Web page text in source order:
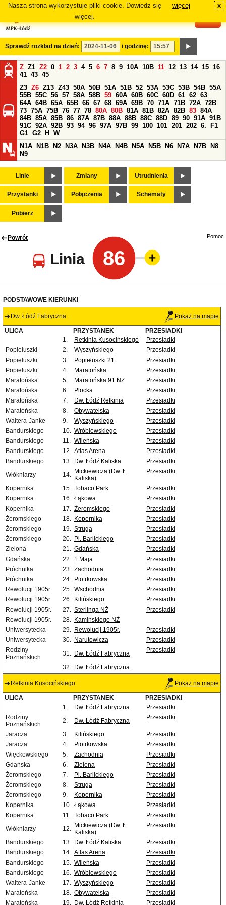
Nasza strona wykorzystuje pliki cookie. Dowiedz się
więcej.
więcej x
Sprawdź rozkład na dzień: i godzinę:
Z Z1 Z2 0 1 2 3 4 5 6 7 8 9 10A 10B 11 12 13 14 15 16
41 43 45
Z3 Z6 Z13 Z43 50A 50B 51A 51B 52 53A 53C 53B 54B 55A
55B 55C 56 57 58A 58B 59 60A 60B 60C 60D 61 62 63
64A 64B 65A 65B 66 67 68 69A 69B 70 71A 71B 72A 72B
73 75A 75B 76 77 78 80A 80B 81A 81B 82A 82B 83 84A
84B 85A 85B 86 87A 87B 88A 88B 88C 88D 89 90 91A 91B
91C 92A 92B 93 94 96 97A 97B 99 100 101 201 202 6.
F1
G1 G2 H
W
N1A
N1B N2 N3A N3B N4A N4B N5A N5B N6 N7A N7B
N8
N9
Linie Zmiany Utrudnienia
Przystanki Połączenia Schematy
Pobierz
Powrót
Linia 86
Pomoc
PODSTAWOWE KIERUNKI
Dw. Łódź Fabryczna Pokaż na mapie
ULICA PRZYSTANEK
PRZESIADKI
1.
Retkinia Kusocińskiego
Przesiadki
Popiełuszki
2. Wyszyńskiego
Przesiadki
Popiełuszki
3. Popiełuszki 21
Przesiadki
Popiełuszki
4. Maratońska
Przesiadki
Maratońska
5. Maratońska 91 NŻ
Przesiadki
Maratońska
6. Plocka
Przesiadki
Maratońska
7. Dw. Łódź Retkinia
Przesiadki
Maratońska
8. Obywatelska
Przesiadki
Waltera-Janke
9. Wyszyńskiego
Przesiadki
Bandurskiego
10. Wróblewskiego
Przesiadki
Bandurskiego
11. Wileńska
Przesiadki
Bandurskiego
12. Atlas Arena
Przesiadki
Bandurskiego
13. Dw. Łódź Kaliska
Przesiadki
Włókniarzy
14. Mickiewicza (Dw. Ł.
Kaliska)
Przesiadki
Kopernika 15. Tobaco Park
Przesiadki
Kopernika
16. Łąkowa
Przesiadki
Kopernika
17. Żeromskiego
Przesiadki
Żeromskiego
18. Kopernika
Przesiadki
Żeromskiego
19. Struga
Przesiadki
Żeromskiego
20. Pl. Barlickiego
Przesiadki
Zielona
21. Gdańska
Przesiadki
Gdańska
22. 1 Maja
Przesiadki
Próchnika
23. Zachodnia
Przesiadki
Próchnika
24. Piotrkowska
Przesiadki
Rewolucji 1905r.
25. Wschodnia
Przesiadki
Rewolucji 1905r.
26. Kilińskiego
Przesiadki
Rewolucji 1905r.
27. Sterlinga NŻ
Przesiadki
Rewolucji 1905r.
28. Kamińskiego NŻ
Uniwersytecka
29. Rewolucji 1905r.
Przesiadki
Uniwersytecka
30. Narutowicza
Przesiadki
Rodziny
Poznańskich
31. Dw. Łódź Fabryczna Przesiadki
32. Dw. Łódź Fabryczna
Retkinia Kusocińskiego Pokaż na mapie
ULICA PRZYSTANEK
PRZESIADKI
1.
Dw. Łódź Fabryczna
Przesiadki
Rodziny
Poznańskich
2. Dw. Łódź Fabryczna Przesiadki
Jaracza 3. Kilińskiego
Przesiadki
Jaracza
4. Piotrkowska
Przesiadki
Więckowskiego
5. Zachodnia
Przesiadki
Gdańska
6. Zielona
Przesiadki
Żeromskiego
7. Pl. Barlickiego
Przesiadki
Żeromskiego
8. Struga
Przesiadki
Żeromskiego
9. Kopernika
Przesiadki
Kopernika
10. Łąkowa
Przesiadki
Kopernika
11. Tobaco Park
Przesiadki
Włókniarzy
12. Mickiewicza (Dw. Ł.
Kaliska)
Przesiadki
Bandurskiego 13. Dw. Łódź Kaliska
Przesiadki
Bandurskiego
14. Atlas Arena
Przesiadki
Bandurskiego
15. Wileńska
Przesiadki
Bandurskiego
16. Wróblewskiego
Przesiadki
Waltera-Janke
17. Wyszyńskiego
Przesiadki
Maratońska
18. Obywatelska
Przesiadki
Maratońska
19. Dw. Łódź Retkinia Przesiadki